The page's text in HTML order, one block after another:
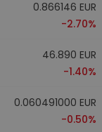
0.866146 EUR
-2.70%
46.890 EUR
-1.40%
0.060491000 EUR
-0.50%